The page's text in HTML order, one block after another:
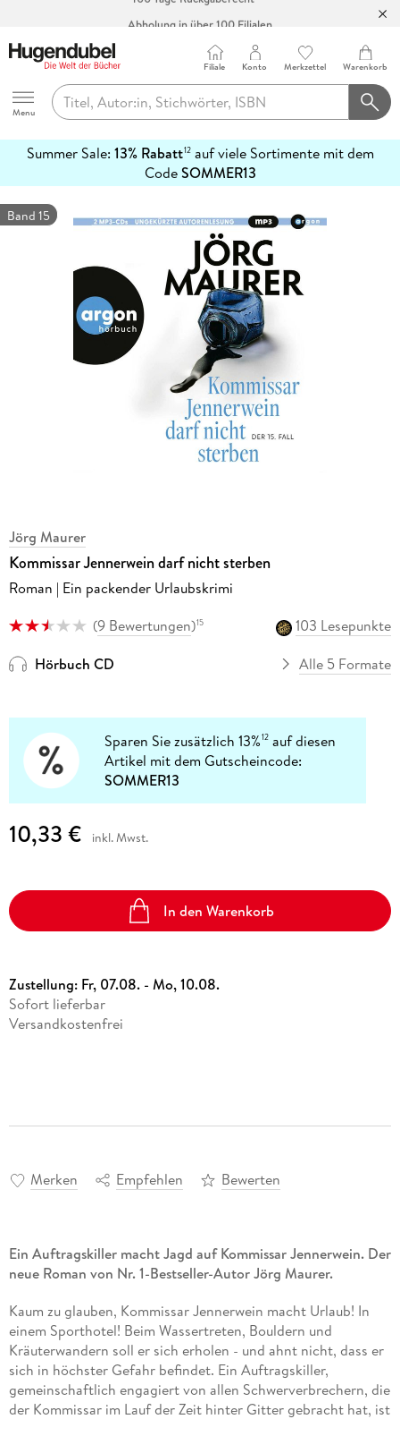
Hugendubel
Menu
Filiale Konto Merkzettel Warenkorb
Summer Sale: 13% Rabatt12auf viele Sortimente mit dem
CodeSOMMER13
erfahren
Band 15
Jörg Maurer
Kommissar Jennerwein darf nicht sterben
Roman | Ein packender Urlaubskrimi
(9 Bewertungen)15
103 Lesepunkte
Hörbuch CD
Alle 5 Formate
Sparen Sie zusätzlich 13%12 auf diesen
Artikel mit dem Gutscheincode:
SOMMER13
10,33 € inkl. Mwst.
In den Warenkorb
Zustellung: Fr, 07.08. - Mo, 10.08.
Sofort lieferbar
Versandkostenfrei
Merken Empfehlen Bewerten
Ein Auftragskiller macht Jagd auf Kommissar Jennerwein. Der
neue Roman von Nr. 1-Bestseller-Autor Jörg Maurer.
Kaum zu glauben, Kommissar Jennerwein macht Urlaub! In
einem Sporthotel! Beim Wassertreten, Bouldern und
Kräuterwandern soll er sich erholen - und ahnt nicht, dass er
sich in höchster Gefahr befindet. Ein Auftragskiller,
gemeinschaftlich engagiert von allen Schwerverbrechern, die
der Kommissar im Lauf der Zeit hinter Gitter gebracht hat, ist